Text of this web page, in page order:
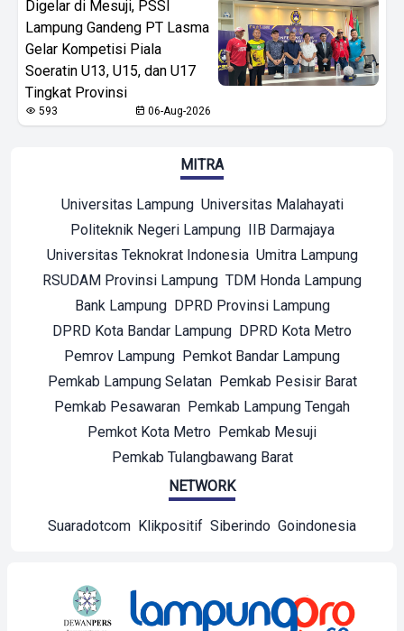
Digelar di Mesuji, PSSI
Lampung Gandeng PT Lasma
Gelar Kompetisi Piala
Soeratin U13, U15, dan U17
Tingkat Provinsi
593 06-Aug-2026
MITRA
Universitas Lampung Universitas Malahayati
Politeknik Negeri Lampung
IIB Darmajaya
Universitas Teknokrat Indonesia Umitra Lampung
RSUDAM Provinsi Lampung TDM Honda Lampung
Bank Lampung
DPRD Provinsi Lampung
DPRD Kota Bandar Lampung DPRD Kota Metro
Pemrov Lampung Pemkot Bandar Lampung
Pemkab Lampung Selatan
Pemkab Pesisir Barat
Pemkab Pesawaran Pemkab Lampung Tengah
Pemkot Kota Metro Pemkab Mesuji
Pemkab Tulangbawang Barat
NETWORK
Suaradotcom Klikpositif Siberindo Goindonesia